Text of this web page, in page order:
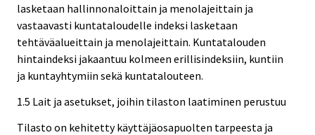
lasketaan hallinnonaloittain ja menolajeittain ja
vastaavasti kuntataloudelle indeksi lasketaan
tehtäväalueittain ja menolajeittain. Kuntatalouden
hintaindeksi jakaantuu kolmeen erillisindeksiin, kuntiin
ja kuntayhtymiin sekä kuntatalouteen.
1.5 Lait ja asetukset, joihin tilaston laatiminen perustuu
Tilasto on kehitetty käyttäjäosapuolten tarpeesta ja